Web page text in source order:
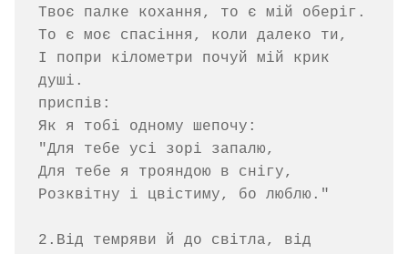
Твоє палке кохання, то є мій оберіг.
То є моє спасіння, коли далеко ти,
І попри кілометри почуй мій крик
душі.
приспів:
Як я тобі одному шепочу:
"Для тебе усі зорі запалю,
Для тебе я трояндою в снігу,
Розквітну і цвістиму, бо люблю."
2.Від темряви й до світла, від